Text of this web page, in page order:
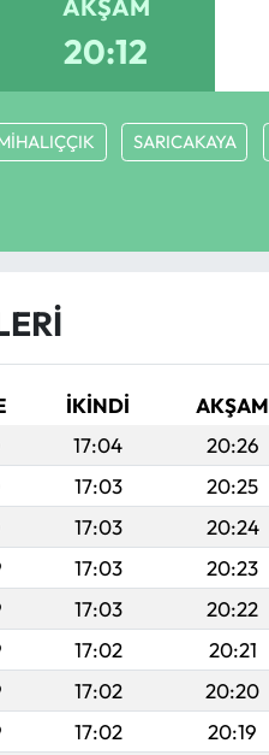
AKŞAM
20:12
SARICAKAYA
İKINDI AKŞAM
17:04 20:26
17:03 20:25
17:03 20:24
17:03 20:23
17:03 20:22
17:02 20:21
17:02 20:20
17:02 20:19